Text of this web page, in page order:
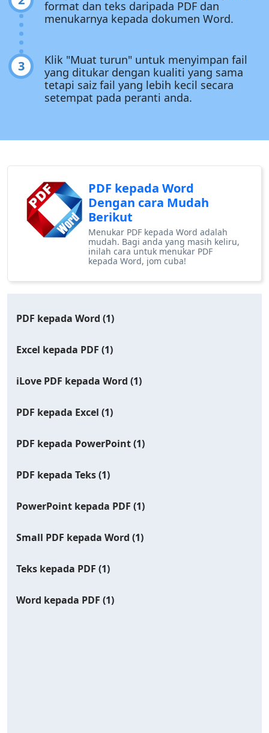
format dan teks daripada PDF dan
menukarnya kepada dokumen Word.
3
Klik "Muat turun" untuk menyimpan fail
yang ditukar dengan kualiti yang sama
tetapi saiz fail yang lebih kecil secara
setempat pada peranti anda.
PDF kepada Word
Dengan cara Mudah
Berikut
Menukar PDF kepada Word adalah
mudah. Bagi anda yang masih keliru,
inilah cara untuk menukar PDF
kepada Word, jom cuba!
PDF kepada Word (1)
Excel kepada PDF (1)
iLove PDF kepada Word (1)
PDF kepada Excel (1)
PDF kepada PowerPoint(1)
PDF kepada Teks(1)
PowerPoint kepada PDF (1)
Small PDF kepada Word (1)
Teks kepada PDF (1)
Word kepada PDF (1)